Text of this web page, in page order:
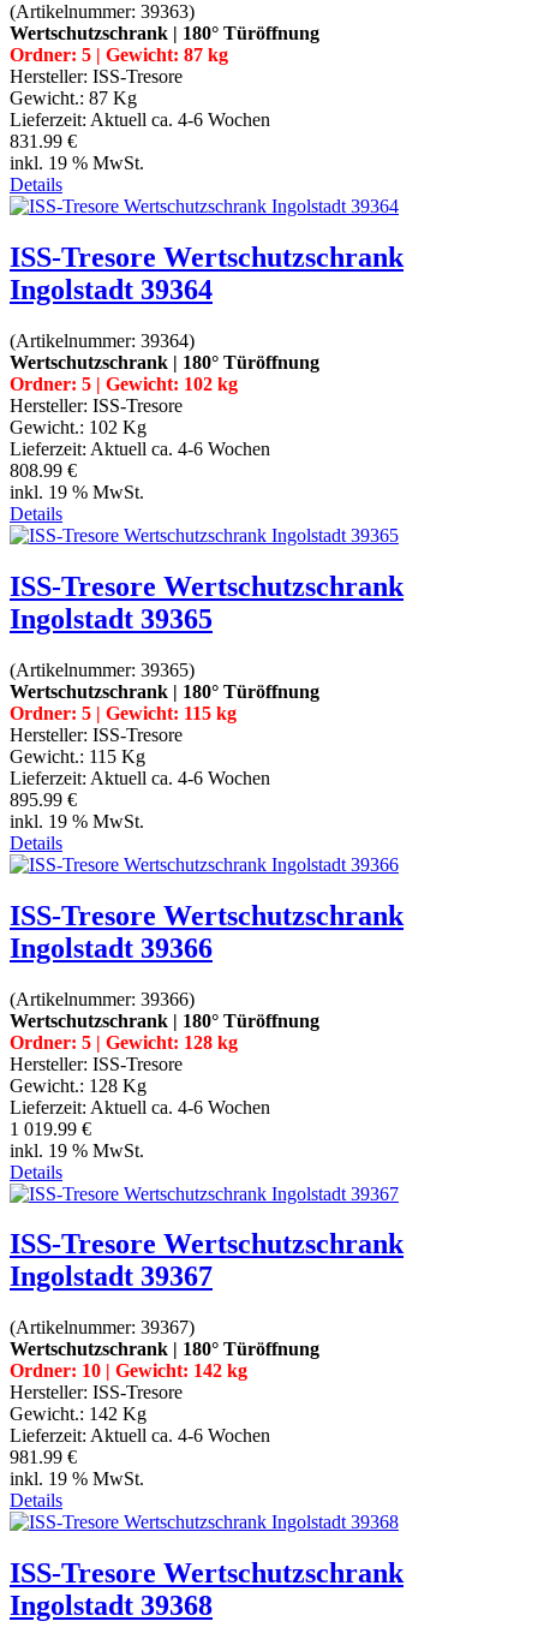
(Artikelnummer: 39363)
Wertschutzschrank | 180° Türöffnung
Ordner: 5 | Gewicht: 87 kg
Hersteller: ISS-Tresore
Gewicht.: 87 Kg
Lieferzeit: Aktuell ca. 4-6 Wochen
831.99 €
inkl. 19 % MwSt.
Details
ISS-Tresore Wertschutzschrank
Ingolstadt 39364
(Artikelnummer: 39364)
Wertschutzschrank | 180° Türöffnung
Ordner: 5 | Gewicht: 102 kg
Hersteller: ISS-Tresore
Gewicht.: 102 Kg
Lieferzeit: Aktuell ca. 4-6 Wochen
808.99 €
inkl. 19 % MwSt.
Details
ISS-Tresore Wertschutzschrank
Ingolstadt 39365
(Artikelnummer: 39365)
Wertschutzschrank | 180° Türöffnung
Ordner: 5 | Gewicht: 115 kg
Hersteller: ISS-Tresore
Gewicht.: 115 Kg
Lieferzeit: Aktuell ca. 4-6 Wochen
895.99 €
inkl. 19 % MwSt.
Details
ISS-Tresore Wertschutzschrank
Ingolstadt 39366
(Artikelnummer: 39366)
Wertschutzschrank | 180° Türöffnung
Ordner: 5 | Gewicht: 128 kg
Hersteller: ISS-Tresore
Gewicht.: 128 Kg
Lieferzeit: Aktuell ca. 4-6 Wochen
1 019.99 €
inkl. 19 % MwSt.
Details
ISS-Tresore Wertschutzschrank
Ingolstadt 39367
(Artikelnummer: 39367)
Wertschutzschrank | 180° Türöffnung
Ordner: 10 | Gewicht: 142 kg
Hersteller: ISS-Tresore
Gewicht.: 142 Kg
Lieferzeit: Aktuell ca. 4-6 Wochen
981.99 €
inkl. 19 % MwSt.
Details
ISS-Tresore Wertschutzschrank
Ingolstadt 39368